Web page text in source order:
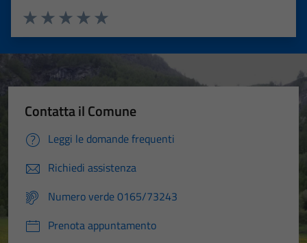
Valuta 5 stelle su 5
Valuta 4 stelle su 5
Valuta 3 stelle su 5
Valuta 2 stelle su 5
Valuta 1 stelle su 5
Contatta il Comune
Leggi le domande frequenti
Richiedi assistenza
Numero verde 0165/73243
Prenota appuntamento